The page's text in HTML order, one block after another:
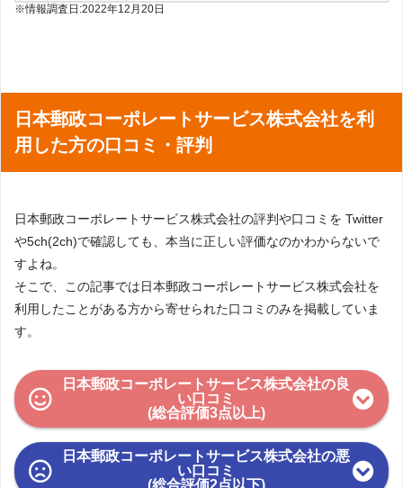
※情報調査日:2022年12月20日
日本郵政コーポレートサービス株式会社を利
用した方の口コミ・評判
日本郵政コーポレートサービス株式会社の評判や口コミを Twitter
や5ch(2ch)で確認しても、本当に正しい評価なのかわからないで
すよね。
そこで、この記事では日本郵政コーポレートサービス株式会社を
利用したことがある方から寄せられた口コミのみを掲載していま
す。
日本郵政コーポレートサービス株式会社の良
い口コミ
(総合評価3点以上)
日本郵政コーポレートサービス株式会社の悪
い口コミ
(総合評価2点以下)